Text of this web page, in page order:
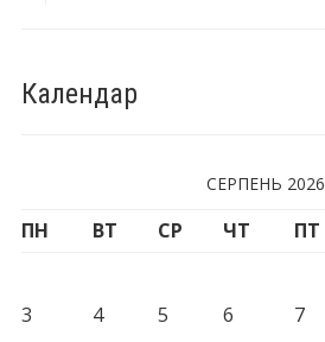
Календар
СЕРПЕНЬ 2026
ПН ВТ СР ЧТ ПТ
3
4 5 6 7